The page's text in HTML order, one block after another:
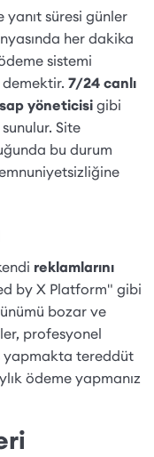
yanıt süresi günler
her dakika
sistemi
demektir. 7/24 canlı
yöneticisigibi
Site
bu durum
reklamlarını
by X Platform" gibi
bozar ve
profesyonel
yapmakta tereddüt
ödeme yapmanız